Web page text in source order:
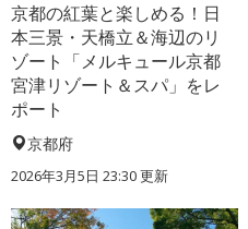
京都の紅葉と楽しめる！日
本三景・天橋立＆海辺のリ
ゾート「メルキュール京都
宮津リゾート＆スパ」をレ
ポート
京都府
2026年3月5日 23:30 更新